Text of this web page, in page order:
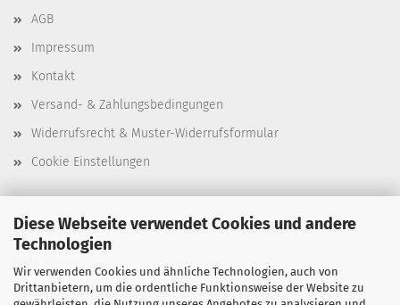
Diese Webseite verwendet Cookies und andere
Technologien
Wir verwenden Cookies und ähnliche Technologien, auch von
Drittanbietern, um die ordentliche Funktionsweise der Website zu
AGB
Impressum
Kontakt
Versand- & Zahlungsbedingungen
Widerrufsrecht & Muster-Widerrufsformular
Cookie Einstellungen
Stencil-Depot
Bergstraße 39